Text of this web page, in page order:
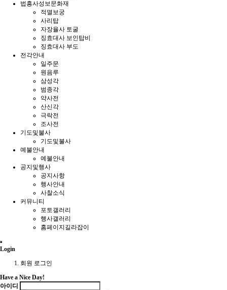
법흥사성보문화재
적멸보궁
사리탑
자장율사 토굴
징효대사 보인탑비
징효대사 부도
전각안내
일주문
원음루
삼성각
범종각
약사전
산신각
극락전
조사전
기도및불사
기도및불사
예불안내
예불안내
공지및행사
공지사항
행사안내
사찰소식
커뮤니티
포토갤러리
행사갤러리
홈페이지길라잡이
Login
회원 로그인
Have a Nice Day!
아이디